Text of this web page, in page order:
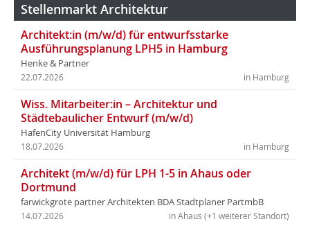
Stellenmarkt Architektur
Architekt:in (m/w/d) für entwurfsstarke
Ausführungsplanung LPH5 in Hamburg
Henke & Partner
in Hamburg
22.07.2026
Wiss. Mitarbeiter:in – Architektur und
Städtebaulicher Entwurf (m/w/d)
HafenCity Universität Hamburg
in Hamburg
18.07.2026
Architekt (m/w/d) für LPH 1-5 in Ahaus oder
Dortmund
farwickgrote partner Architekten BDA Stadtplaner PartmbB
in Ahaus (+1 weiterer Standort)
14.07.2026